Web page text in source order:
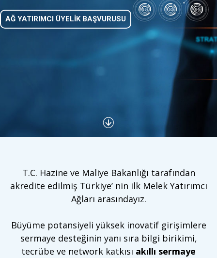
AĞ YATIRIMCI ÜYELİK BAŞVURUSU
T.C. Hazine ve Maliye Bakanlığı tarafından
akredite edilmiş Türkiye’ nin ilk Melek Yatırımcı
Ağları arasındayız.
Büyüme potansiyeli yüksek inovatif girişimlere
sermaye desteğinin yanı sıra bilgi birikimi,
tecrübe ve network katkısı akıllı sermaye